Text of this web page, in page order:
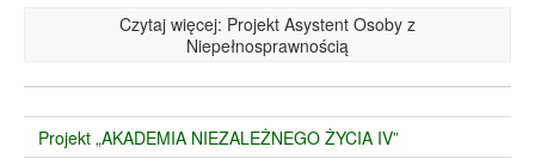
Czytaj więcej: Projekt Asystent Osoby z
Niepełnosprawnością
Projekt „AKADEMIA NIEZALEŻNEGO ŻYCIA IV”